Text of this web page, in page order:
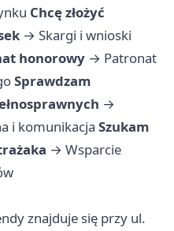
Chcę złożyć
→ Skargi i wnioski
honorowy → Patronat
Sprawdzam
→
i komunikacja Szukam
→ Wsparcie
znajduje się przy ul.